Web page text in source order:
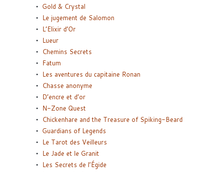
Gold & Crystal
Le jugement de Salomon
L’Elixir d’Or
Lueur
Chemins Secrets
Fatum
Les aventures du capitaine Ronan
Chasse anonyme
D’encre et d’or
N-Zone Quest
Chickenhare and the Treasure of Spiking-Beard
Guardians of Legends
Le Tarot des Veilleurs
Le Jade et le Granit
Les Secrets de l’Égide